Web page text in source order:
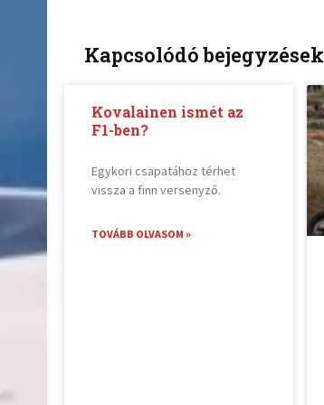
Kapcsolódó bejegyzések
Kovalainen ismét az
F1-ben?
Egykori csapatához térhet
vissza a finn versenyző.
TOVÁBB OLVASOM »